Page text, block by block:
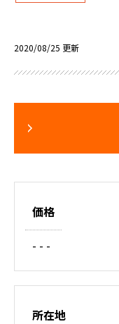
2020/08/25 更新
価格
- - -
所在地